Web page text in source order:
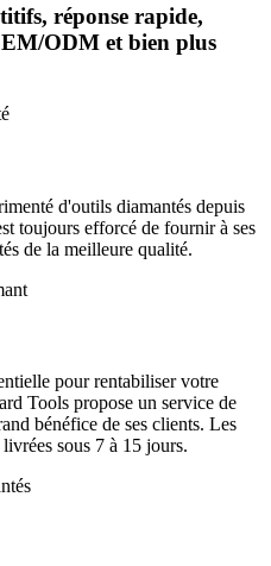
réponse rapide,
ODM et bien plus
d'outils diamantés depuis
toujours efforcé de fournir à ses
de la meilleure qualité.
pour rentabiliser votre
Tools propose un service de
bénéfice de ses clients. Les
sous 7 à 15 jours.